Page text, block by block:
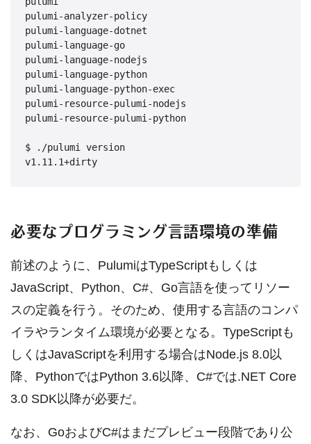
pulumi-analyzer-policy
pulumi-language-dotnet
pulumi-language-go
pulumi-language-nodejs
pulumi-language-python
pulumi-language-python-exec
pulumi-resource-pulumi-nodejs
pulumi-resource-pulumi-python
$ ./pulumi version
必要なプログラミング言語環境の準備
前述のように、PulumiはTypeScriptもしくは
JavaScript、Python、C#、Go言語を使ってリソー
スの定義を行う。そのため、使用する言語のコンパ
イラやランタイム環境が必要となる。TypeScriptも
しくはJavaScriptを利用する場合はNode.js 8.0以
降、PythonではPython 3.6以降、C#では.NET Core
3.0 SDK以降が必要だ。
なお、GoおよびC#はまだプレビュー段階であり公